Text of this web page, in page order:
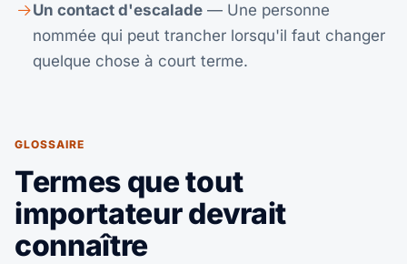
Un contact d'escalade — Une personne
nommée qui peut trancher lorsqu'il faut changer
quelque chose à court terme.
GLOSSAIRE
Termes que tout
importateur devrait
connaître